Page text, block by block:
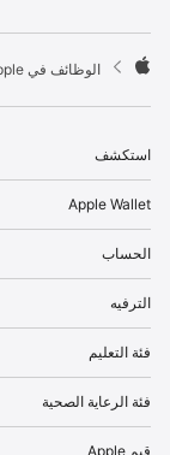
o
t
r

p
l
e
الوظائف في Apple
استكشف
Apple Wallet
الحساب
الترفيه
فئة التعليم
فئة الرعاية الصحية
قيم Apple